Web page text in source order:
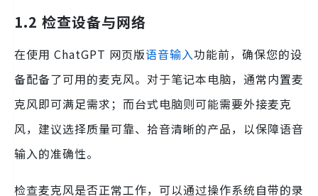
1.2 检查设备与网络
在使用 ChatGPT 网页版语音输入功能前，确保您的设
备配备了可用的麦克风。对于笔记本电脑，通常内置麦
克风即可满足需求；而台式电脑则可能需要外接麦克
风，建议选择质量可靠、拾音清晰的产品，以保障语音
输入的准确性。
检查麦克风是否正常工作，可以通过操作系统自带的录